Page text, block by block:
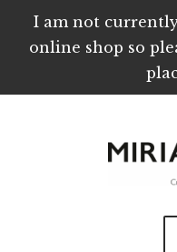
I am not
online shop so